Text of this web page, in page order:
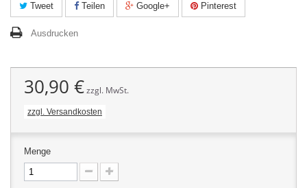
Tweet Teilen Google+ Pinterest
Ausdrucken
30,90 €zzgl. MwSt.
zzgl. Versandkosten
Menge